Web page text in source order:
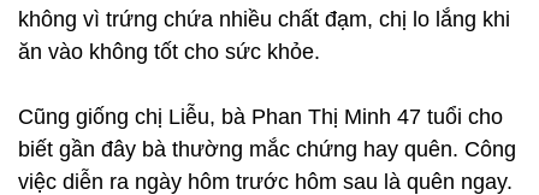
không vì trứng chứa nhiều chất đạm, chị lo lắng khi
ăn vào không tốt cho sức khỏe.
Cũng giống chị Liễu, bà Phan Thị Minh 47 tuổi cho
biết gần đây bà thường mắc chứng hay quên. Công
việc diễn ra ngày hôm trước hôm sau là quên ngay.